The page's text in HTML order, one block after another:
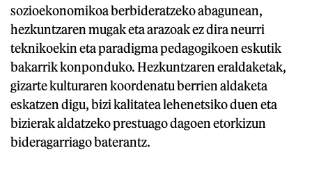
sozioekonomikoa berbideratzeko abagunean,
hezkuntzaren mugak eta arazoak ez dira neurri
teknikoekin eta paradigma pedagogikoen eskutik
bakarrik konponduko. Hezkuntzaren eraldaketak,
gizarte kulturaren koordenatu berrien aldaketa
eskatzen digu, bizi kalitatea lehenetsiko duen eta
bizierak aldatzeko prestuago dagoen etorkizun
bideragarriago baterantz.